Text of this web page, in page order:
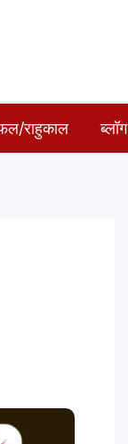
राहुकाल ब्लॉग